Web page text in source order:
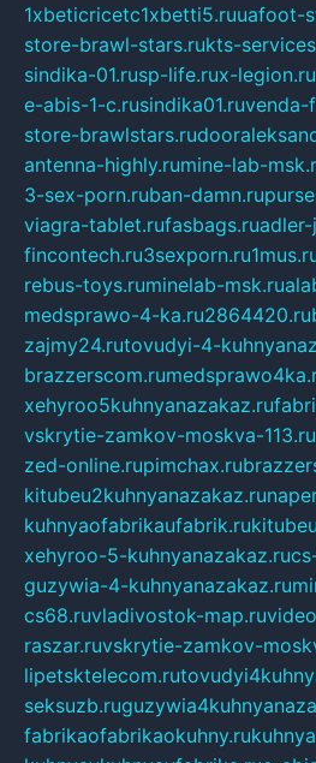
1xbeticricetc1xbetti5.ruuafoot-
store-brawl-stars.rukts-
sindika-01.rusp-life.rux-legion.ru
e-abis-1-c.rusindika01.ruvenda-
store-brawlstars.ru
antenna-highly.rumine-lab-
3-sex-porn.ruban-damn.ru
viagra-tablet.rufasbags.ruadler-
fincontech.ru3sexporn.ru
rebus-toys.ruminelab-msk.ru
medsprawo-4-ka.ru2864420.ru
zajmy24.rutovudyi-4-
brazzerscom.ru
xehyroo5kuhnyanazakaz.ru
vskrytie-zamkov-moskva-113.ru
zed-online.rupimchax.ru
kitubeu2kuhnyanazakaz.ru
kuhnyaofabrikaufabrik.ru
xehyroo-5-kuhnyanazakaz.ru
guzywia-4-kuhnyanazakaz.ru
cs68.ruvladivostok-map.ru
raszar.ruvskrytie-zamkov-
lipetsktelecom.ru
seksuzb.ru
fabrikaofabrikaokuhny.ru